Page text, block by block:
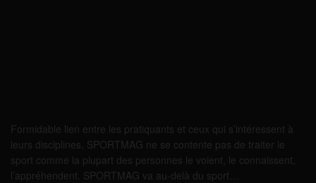
Formidable lien entre les pratiquants et ceux qui s’intéressent à
leurs disciplines, SPORTMAG ne se contente pas de traiter le
sport comme la plupart des personnes le voient, le connaissent,
l’appréhendent. SPORTMAG va au-delà du sport…